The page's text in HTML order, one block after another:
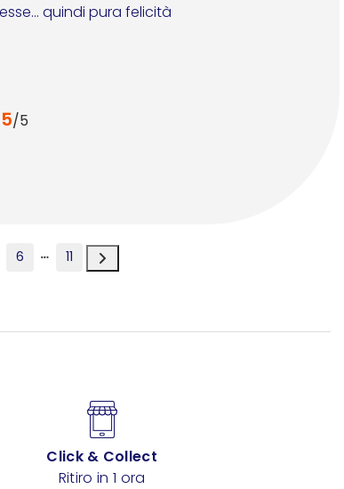
quindi pura felicità
5/5
6 11
Click & Collect
Ritiro in 1 ora